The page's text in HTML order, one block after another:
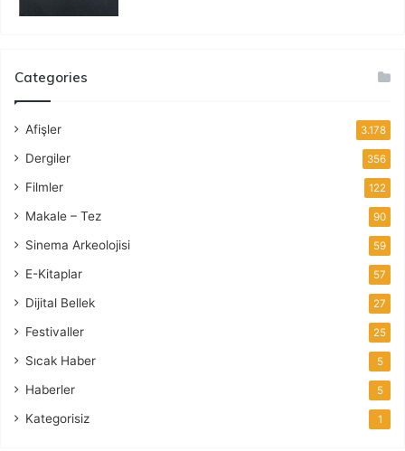
Categories
Afişler 3.178
Dergiler 356
Filmler 122
Makale – Tez 90
Sinema Arkeolojisi 59
E-Kitaplar 57
Dijital Bellek 27
Festivaller 25
Sıcak Haber 5
Haberler 5
Kategorisiz 1